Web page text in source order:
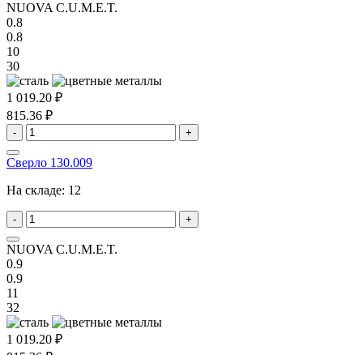
NUOVA C.U.M.E.T.
0.8
0.8
10
30
1 019.20 ₽
815.36 ₽
- +
Сверло 130.009
На складе: 12
- +
NUOVA C.U.M.E.T.
0.9
0.9
11
32
1 019.20 ₽